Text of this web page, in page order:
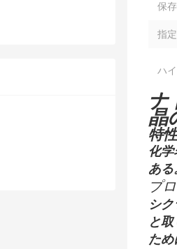
保
指
ハ
ナ
晶
特
化学
ある
プ
シ
と
た